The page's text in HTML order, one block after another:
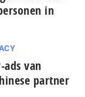
in
van
partner